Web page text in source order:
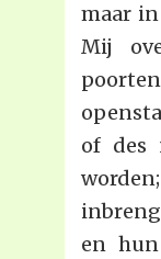
maar
Mij
of des
en